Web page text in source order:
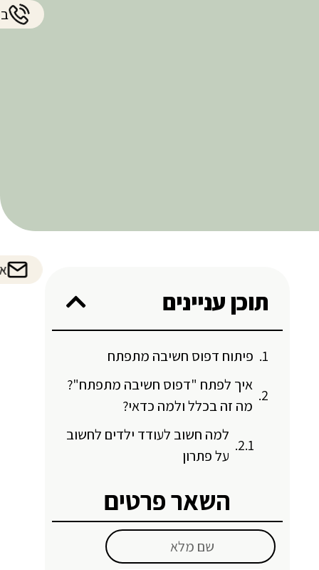
תוכן עניינים
פיתוח דפוס חשיבה מתפתח
איך לפתח "דפוס חשיבה מתפתח"?
מה זה בכלל ולמה כדאי?
למה חשוב לעודד ילדים לחשוב
על פתרון
השאר פרטים